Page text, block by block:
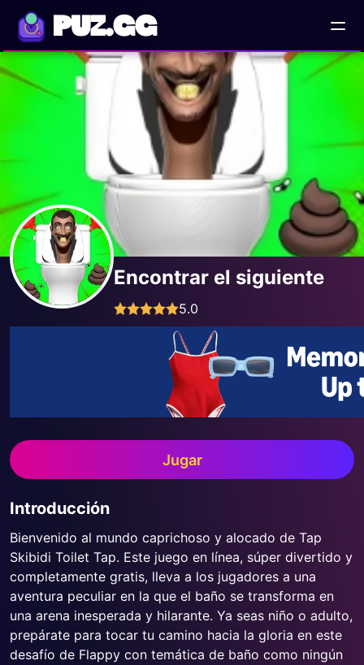
PUZ.GG
Encontrar el siguiente
5.0
Jugar
Introducción
Bienvenido al mundo caprichoso y alocado de Tap
Skibidi Toilet Tap. Este juego en línea, súper divertido y
completamente gratis, lleva a los jugadores a una
aventura peculiar en la que el baño se transforma en
una arena inesperada y hilarante. Ya seas niño o adulto,
prepárate para tocar tu camino hacia la gloria en este
desafío de Flappy con temática de baño como ningún